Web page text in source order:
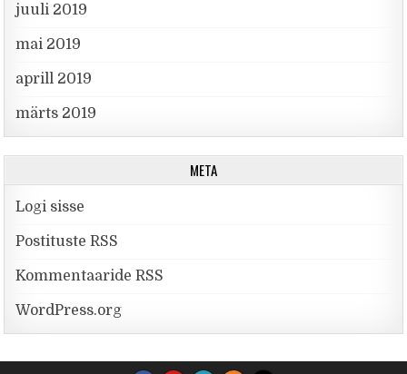
juuli 2019
mai 2019
aprill 2019
märts 2019
META
Logi sisse
Postituste RSS
Kommentaaride RSS
WordPress.org